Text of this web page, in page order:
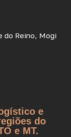
do Reino, Mogi
e
do
e MT.